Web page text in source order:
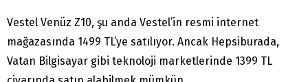
Vestel Venüz Z10, şu anda Vestel’in resmi internet
mağazasında 1499 TL’ye satılıyor. Ancak Hepsiburada,
Vatan Bilgisayar gibi teknoloji marketlerinde 1399 TL